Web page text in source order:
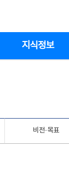
지식정보
비전·목표